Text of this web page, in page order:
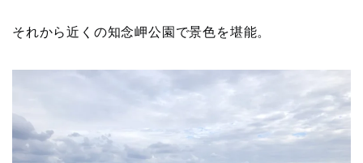
それから近くの知念岬公園で景色を堪能。